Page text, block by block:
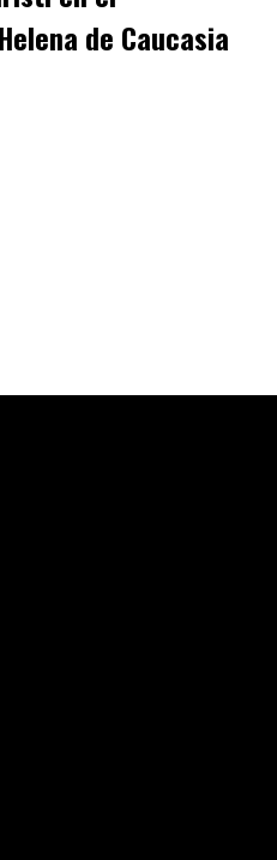
de Caucasia